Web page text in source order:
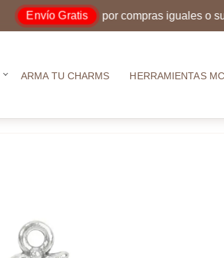
Envío Gratis por compras iguales o
ARMA TU CHARMS HERRAMIENTAS